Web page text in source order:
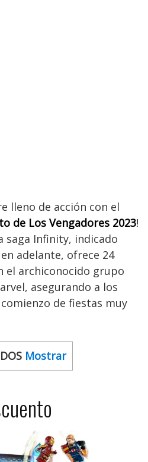
lleno de acción con el
de Los Vengadores 2023!
saga Infinity, indicado
adelante, ofrece 24
el archiconocido grupo
asegurando a los
de fiestas muy
Mostrar